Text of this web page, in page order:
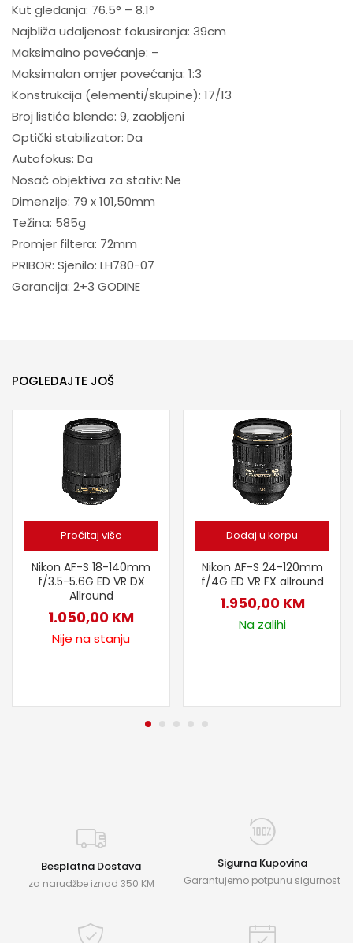
Kut gledanja: 76.5° – 8.1°
Najbliža udaljenost fokusiranja: 39cm
Maksimalno povećanje: –
Maksimalan omjer povećanja: 1:3
Konstrukcija (elementi/skupine): 17/13
Broj listića blende: 9, zaobljeni
Optički stabilizator: Da
Autofokus: Da
Nosač objektiva za stativ: Ne
Dimenzije: 79 x 101,50mm
Težina: 585g
Promjer filtera: 72mm
PRIBOR: Sjenilo: LH780-07
Garancija: 2+3 GODINE
POGLEDAJTE JOŠ
Pročitaj više
Nikon AF-S 18-140mm
f/3.5-5.6G ED VR DX
Allround
1.050,00 KM
Nije na stanju
Dodaj u korpu
Nikon AF-S 24-120mm
f/4G ED VR FX allround
1.950,00 KM
Na zalihi
Besplatna Dostava
za narudžbe iznad 350 KM
Sigurna Kupovina
Garantujemo potpunu sigurnost